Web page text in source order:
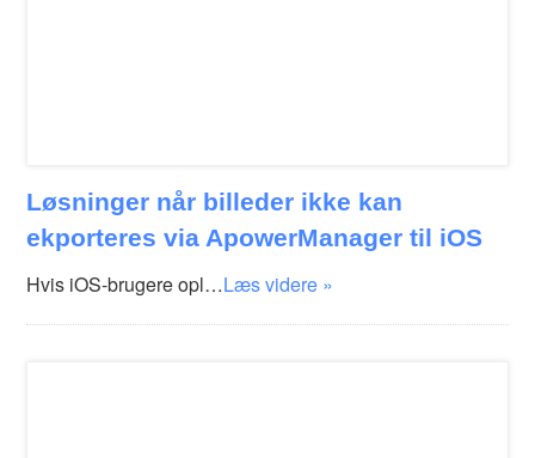
Løsninger når billeder ikke kan
ekporteres via ApowerManager til iOS
Hvis iOS-brugere opl…Læs videre »